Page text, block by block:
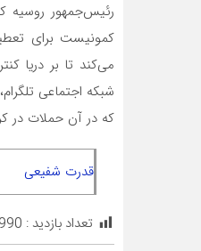
رئیس‌جمهور روسیه
کمونیست برای
می‌کند تا بر دریا
شبکه اجتماعی
که در آن حملات در
قدرت شفیعی
تعداد بازدید : 990